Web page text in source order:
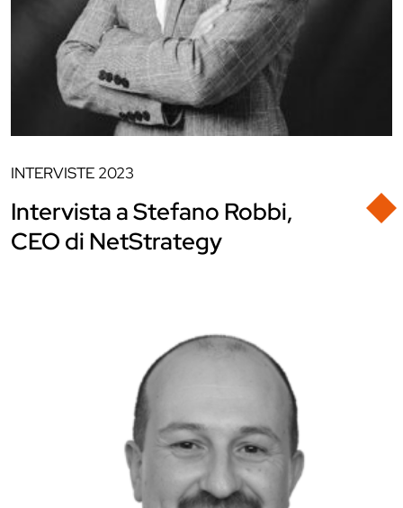
INTERVISTE 2023
Intervista a Stefano Robbi,
CEO di NetStrategy